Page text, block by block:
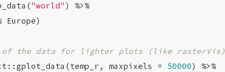
"world") %>%
Europe)
of the data for lighter plots (like rasterVis)
maxpixels = 50000) %>%